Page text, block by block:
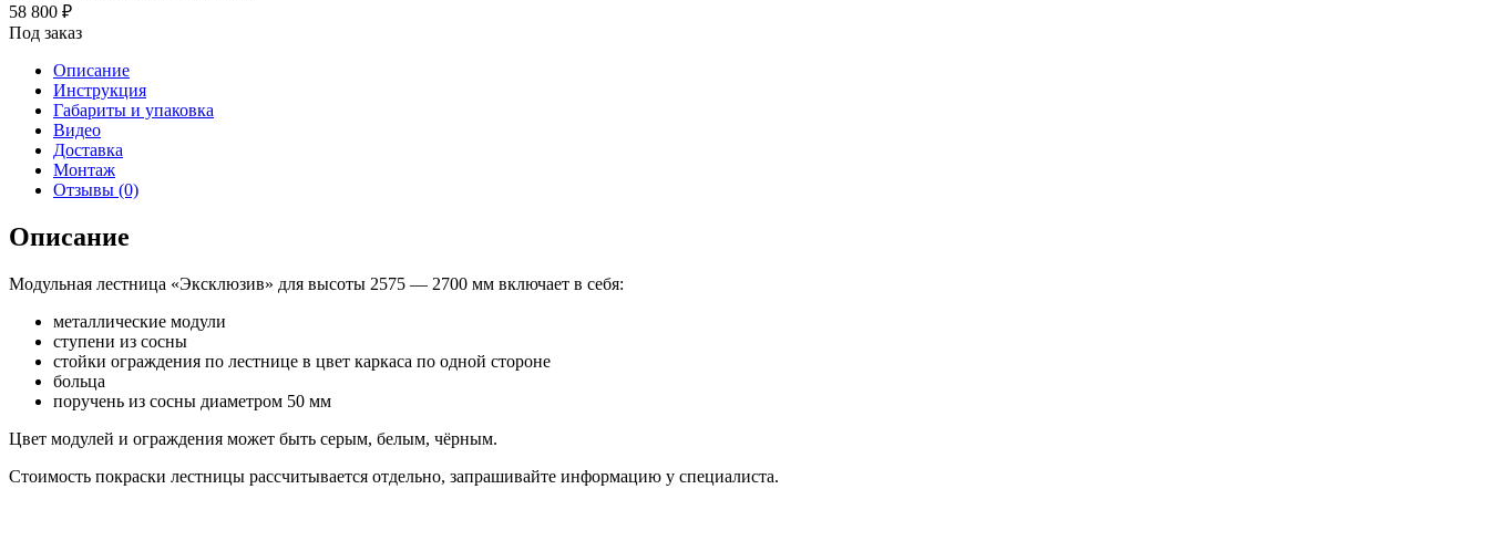
58 800 ₽
Под заказ
Описание
Инструкция
Габариты и упаковка
Видео
Доставка
Монтаж
Отзывы (0)
Описание
Модульная лестница «Эксклюзив» для высоты 2575 — 2700 мм включает в себя:
металлические модули
ступени из сосны
стойки ограждения по лестнице в цвет каркаса по одной стороне
больца
поручень из сосны диаметром 50 мм
Цвет модулей и ограждения может быть серым, белым, чёрным.
Стоимость покраски лестницы рассчитывается отдельно, запрашивайте информацию у специалиста.